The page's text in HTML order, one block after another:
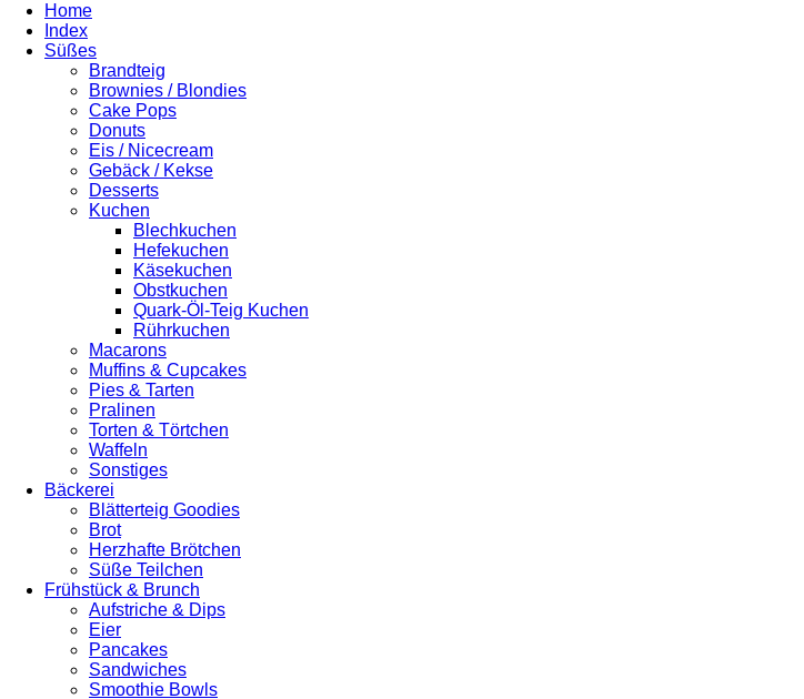
Home
Index
Süßes
Brandteig
Brownies / Blondies
Cake Pops
Donuts
Eis / Nicecream
Gebäck / Kekse
Desserts
Kuchen
Blechkuchen
Hefekuchen
Käsekuchen
Obstkuchen
Quark-Öl-Teig Kuchen
Rührkuchen
Macarons
Muffins & Cupcakes
Pies & Tarten
Pralinen
Torten & Törtchen
Waffeln
Sonstiges
Bäckerei
Blätterteig Goodies
Brot
Herzhafte Brötchen
Süße Teilchen
Frühstück & Brunch
Aufstriche & Dips
Eier
Pancakes
Sandwiches
Smoothie Bowls